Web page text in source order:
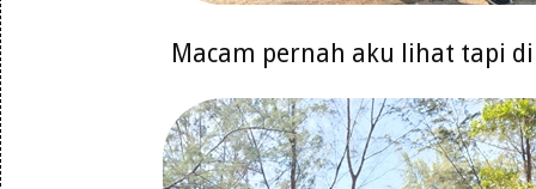
Macam pernah aku lihat tapi